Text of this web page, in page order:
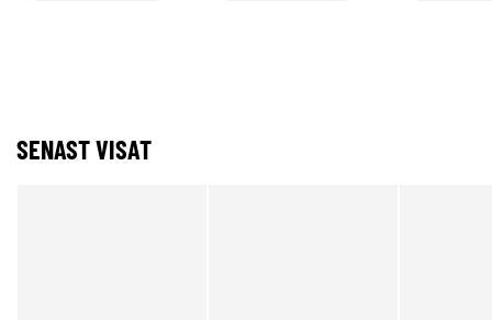
SENAST VISAT